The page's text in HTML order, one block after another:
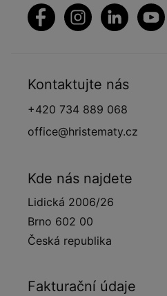
Kontaktujte nás
+420 734 889 068
office@hristematy.cz
Kde nás najdete
Lidická 2006/26
Brno 602 00
Česká republika
Fakturační údaje